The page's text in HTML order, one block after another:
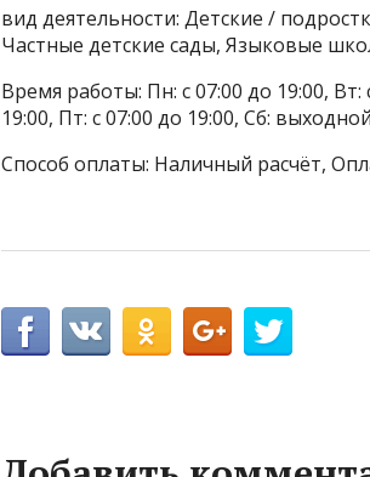
вид деятельности: Детские /
Частные детские сады, Языковые
Время работы: Пн: с 07:00 до 19:00, Вт:
19:00, Пт: с 07:00 до 19:00, Сб:
Способ оплаты: Наличный расчёт,